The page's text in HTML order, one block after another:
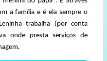
a família e é ela sempre o
trabalha (por conta
onde presta serviços de